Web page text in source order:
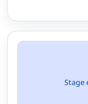
Stage